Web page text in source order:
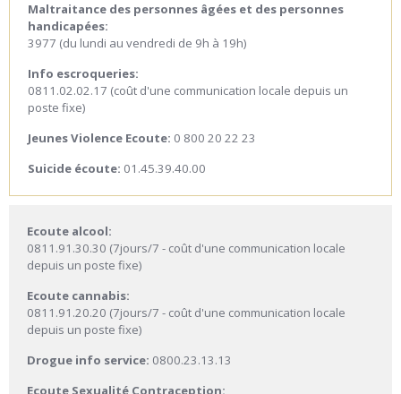
Maltraitance des personnes âgées et des personnes
handicapées:
3977 (du lundi au vendredi de 9h à 19h)
Info escroqueries:
0811.02.02.17 (coût d'une communication locale depuis un
poste fixe)
Jeunes Violence Ecoute: 0 800 20 22 23
Suicide écoute: 01.45.39.40.00
Ecoute alcool:
0811.91.30.30 (7jours/7 - coût d'une communication locale
depuis un poste fixe)
Ecoute cannabis:
0811.91.20.20 (7jours/7 - coût d'une communication locale
depuis un poste fixe)
Drogue info service: 0800.23.13.13
Ecoute Sexualité Contraception: